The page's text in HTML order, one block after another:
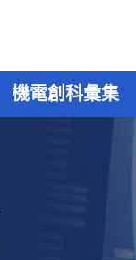
機電創科彙集